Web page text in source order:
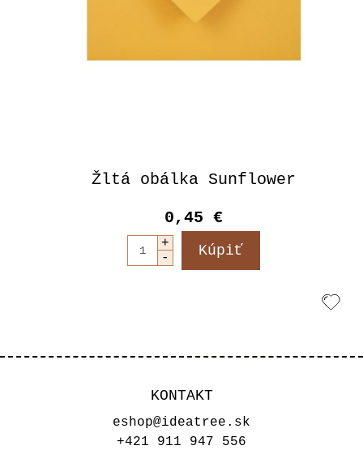
Žltá obálka Sunflower
0,45 €
KONTAKT
eshop@ideatree.sk
+421 911 947 556